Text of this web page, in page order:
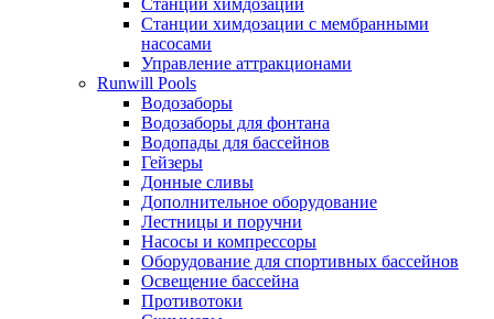
Станции химдозации
Станции химдозации с мембранными
насосами
Управление аттракционами
Runwill Pools
Водозаборы
Водозаборы для фонтана
Водопады для бассейнов
Гейзеры
Донные сливы
Дополнительное оборудование
Лестницы и поручни
Насосы и компрессоры
Оборудование для спортивных бассейнов
Освещение бассейна
Противотоки